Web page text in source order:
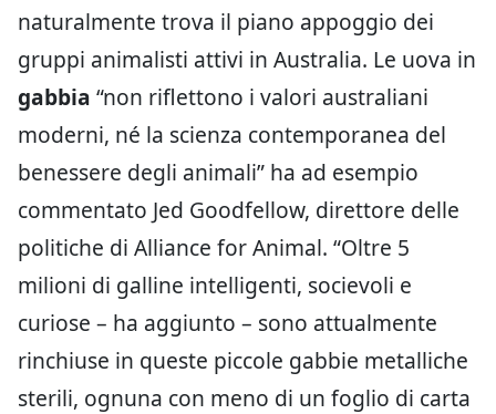
naturalmente trova il piano appoggio dei
gruppi animalisti attivi in Australia. Le uova in
gabbia “non riflettono i valori australiani
moderni, né la scienza contemporanea del
benessere degli animali” ha ad esempio
commentato Jed Goodfellow, direttore delle
politiche di Alliance for Animal. “Oltre 5
milioni di galline intelligenti, socievoli e
curiose – ha aggiunto – sono attualmente
rinchiuse in queste piccole gabbie metalliche
sterili, ognuna con meno di un foglio di carta